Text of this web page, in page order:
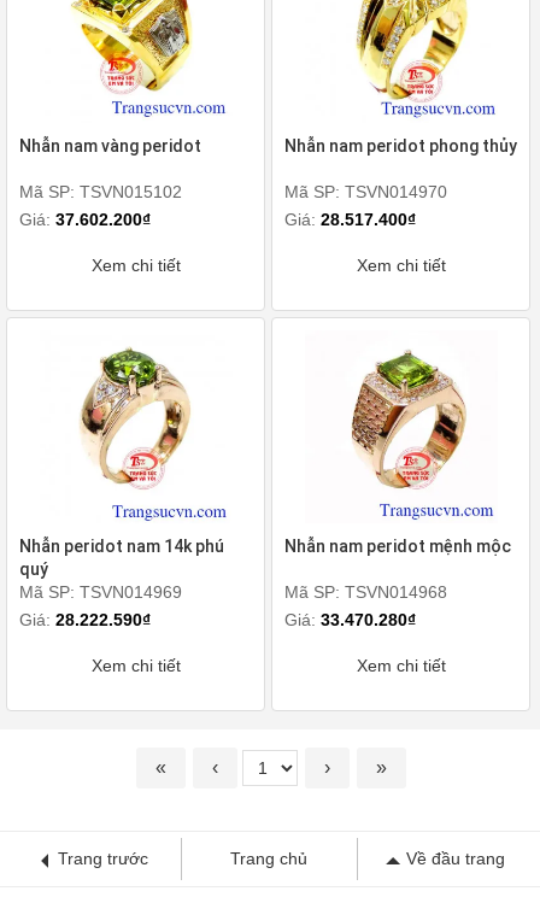
Nhẫn nam vàng peridot
Mã SP: TSVN015102
Giá: 37.602.200₫
Xem chi tiết
Nhẫn nam peridot phong thủy
Mã SP: TSVN014970
Giá:28.517.400₫
Xem chi tiết
Nhẫn peridot nam 14k phú
quý
Mã SP: TSVN014969
Giá: 28.222.590₫
Xem chi tiết
Nhẫn nam peridot mệnh mộc
Mã SP: TSVN014968
Giá:33.470.280₫
Xem chi tiết
« ‹ › »
Trang trước Trang chủ Về đầu trang